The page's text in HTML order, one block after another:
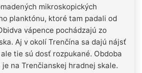
mikroskopických
planktónu, ktoré tam padali od
vápence pochádzajú zo
Aj v okolí Trenčína sa dajú nájsť
tie sú dosť rozpukané. Obdoba
na Trenčianskej hradnej skale.